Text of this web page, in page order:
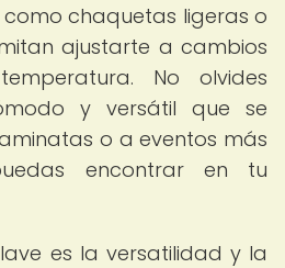
chaquetas ligeras o
ajustarte a cambios
No olvides
y versátil que se
o a eventos más
encontrar en tu
es la versatilidad y la